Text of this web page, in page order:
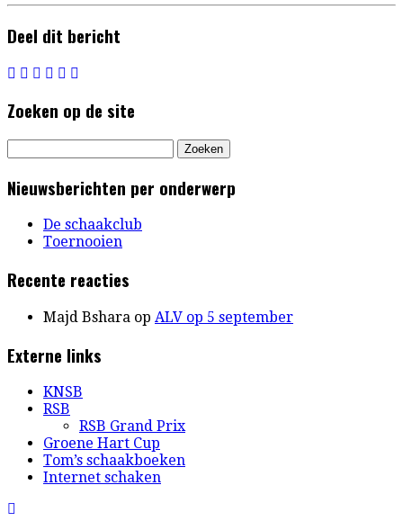
Deel dit bericht
Zoeken op de site
naar:
Nieuwsberichten per onderwerp
De schaakclub
Toernooien
Recente reacties
Majd Bshara op ALV op 5 september
Externe links
KNSB
RSB
RSB Grand Prix
Groene Hart Cup
Tom’s schaakboeken
Internet schaken